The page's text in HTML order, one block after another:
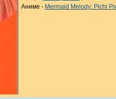
Аниме - Mermaid Melody: Pichi